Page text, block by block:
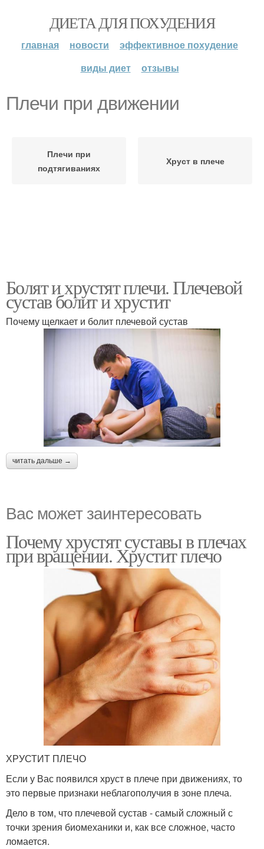
ДИЕТА ДЛЯ ПОХУДЕНИЯ
главная новости
эффективное похудение
виды диет
отзывы
Плечи при движении
Плечи при
подтягиваниях
Хруст в плече
Болят и хрустят плечи. Плечевой
сустав болит и хрустит
Почему щелкает и болит плечевой сустав
читать дальше →
Вас может заинтересовать
Почему хрустят суставы в плечах
при вращении. Хрустит плечо
ХРУСТИТ ПЛЕЧО
Если у Вас появился хруст в плече при движениях, то
это первые признаки неблагополучия в зоне плеча.
Дело в том, что плечевой сустав - самый сложный с
точки зрения биомеханики и, как все сложное, часто
ломается.